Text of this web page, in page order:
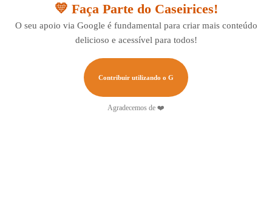
💛 Faça Parte do Caseirices!
O seu apoio via Google é fundamental para criar mais conteúdo
delicioso e acessível para todos!
Contribuir utilizando o G
Agradecemos de ❤️